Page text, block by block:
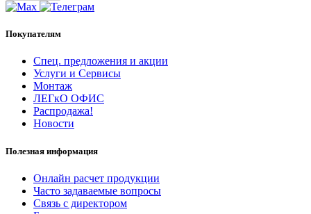
Покупателям
Спец. предложения и акции
Услуги и Сервисы
Монтаж
ЛЕГкО ОФИС
Распродажа!
Новости
Полезная информация
Онлайн расчет продукции
Часто задаваемые вопросы
Связь с директором